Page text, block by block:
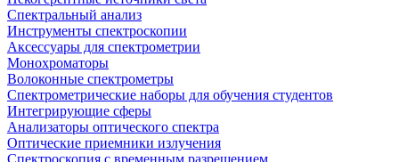
Спектральный анализ
Инструменты спектроскопии
Аксессуары для спектрометрии
Монохроматоры
Волоконные спектрометры
Спектрометрические наборы для обучения студентов
Интегрирующие сферы
Анализаторы оптического спектра
Оптические приемники излучения
Спектроскопия с временным разрешением